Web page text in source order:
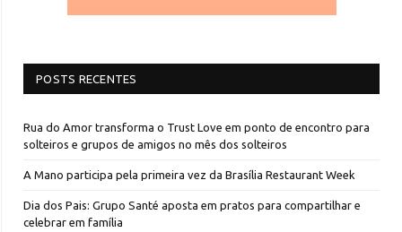
POSTS RECENTES
Rua do Amor transforma o Trust Love em ponto de encontro para
solteiros e grupos de amigos no mês dos solteiros
A Mano participa pela primeira vez da Brasília Restaurant Week
Dia dos Pais: Grupo Santé aposta em pratos para compartilhar e
celebrar em família